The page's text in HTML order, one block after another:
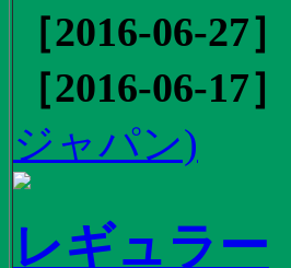
［2016-06-27］
［2016-06-17］
ジャパン)
レギュラー